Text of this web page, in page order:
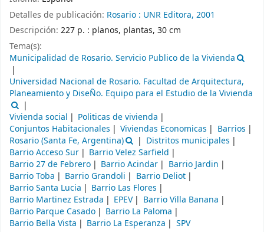
Detalles de publicación: Rosario : UNR Editora, 2001
Descripción: 227 p. : planos, plantas, 30 cm
Tema(s):
Municipalidad de Rosario. Servicio Publico de la Vivienda
Universidad Nacional de Rosario. Facultad de Arquitectura,
Planeamiento y DiseÑo. Equipo para el Estudio de la Vivienda
Vivienda social
Politicas de vivienda
Conjuntos Habitacionales
Viviendas Economicas
Barrios
Rosario (Santa Fe, Argentina)
Distritos municipales
Barrio Acceso Sur
Barrio Velez Sarfield
Barrio 27 de Febrero
Barrio Acindar
Barrio Jardin
Barrio Toba
Barrio Grandoli
Barrio Deliot
Barrio Santa Lucia
Barrio Las Flores
Barrio Martinez Estrada
EPEV
Barrio Villa Banana
Barrio Parque Casado
Barrio La Paloma
Barrio Bella Vista
Barrio La Esperanza
SPV